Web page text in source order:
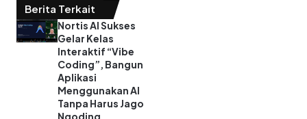
Berita Terkait
Nortis AI Sukses
Gelar Kelas
Interaktif “Vibe
Coding”, Bangun
Aplikasi
Menggunakan AI
Tanpa Harus Jago